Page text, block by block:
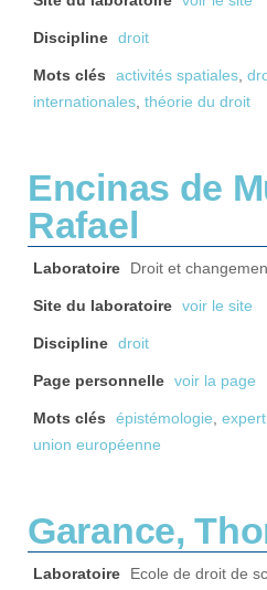
Discipline droit
Mots clés activités spatiales,
internationales, théorie du droit
Encinas de
Rafael
Laboratoire Droit et
Site du laboratoire voir le site
Discipline droit
Page personnelle voir la page
Mots clés épistémologie,
union européenne
Garance,
Laboratoire Ecole de droit de